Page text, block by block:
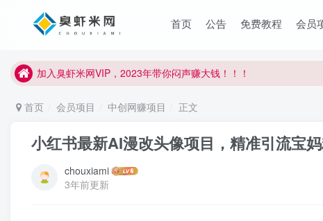
首页 公告 免费教程 会员
加入臭虾米网VIP，2023年带你闷声赚大钱！！！
加入臭虾米网VIP，2023年带你闷声赚大钱！！！
首页 会员项目 中创网赚项目 正文
小红书最新AI漫改头像项目，精准引流宝
chouxiami
3年前更新